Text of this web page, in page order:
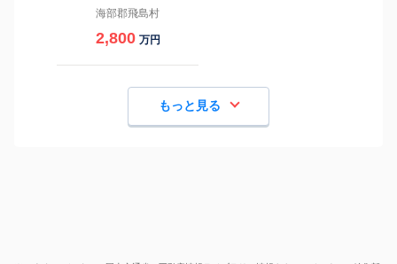
海部郡飛島村
2,800 万円
もっと見る